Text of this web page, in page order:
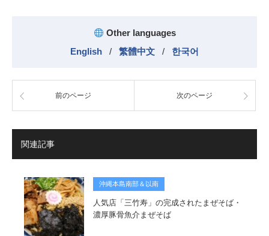
Other languages
English
/ 繁體中文 / 한국어
前のページ 次のページ
関連記事
沖縄本島南部＆以南
人気店「三竹寿」の完成されたまぜそば・
濃厚豚骨魚介まぜそば